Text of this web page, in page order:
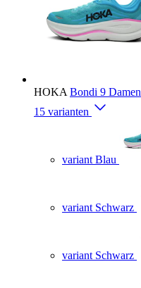
HOKA Bondi 9 Damen
15 varianten
variant Blau
variant Schwarz
variant Schwarz